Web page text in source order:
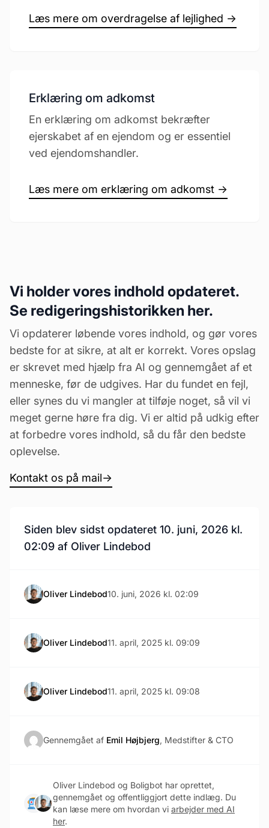
Læs mere om overdragelse af lejlighed →
Erklæring om adkomst
En erklæring om adkomst bekræfter
ejerskabet af en ejendom og er essentiel
ved ejendomshandler.
Læs mere om erklæring om adkomst →
Vi holder vores indhold opdateret.
Se redigeringshistorikken her.
Vi opdaterer løbende vores indhold, og gør vores
bedste for at sikre, at alt er korrekt. Vores opslag
er skrevet med hjælp fra AI og gennemgået af et
menneske, før de udgives. Har du fundet en fejl,
eller synes du vi mangler at tilføje noget, så vil vi
meget gerne høre fra dig. Vi er altid på udkig efter
at forbedre vores indhold, så du får den bedste
oplevelse.
Kontakt os på mail→
Siden blev sidst opdateret 10. juni, 2026 kl.
02:09 af Oliver Lindebod
Oliver Lindebod10. juni, 2026 kl. 02:09
Oliver Lindebod11. april, 2025 kl. 09:09
Oliver Lindebod11. april, 2025 kl. 09:08
Gennemgået af Emil Højbjerg, Medstifter & CTO
Oliver Lindebod og Boligbot har oprettet,
gennemgået og offentliggjort dette indlæg. Du
kan læse mere om hvordan vi arbejder med AI
her.